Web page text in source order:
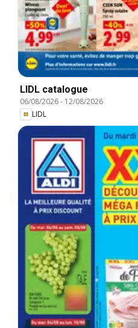
LIDL catalogue
06/08/2026- 12/08/2026
LIDL